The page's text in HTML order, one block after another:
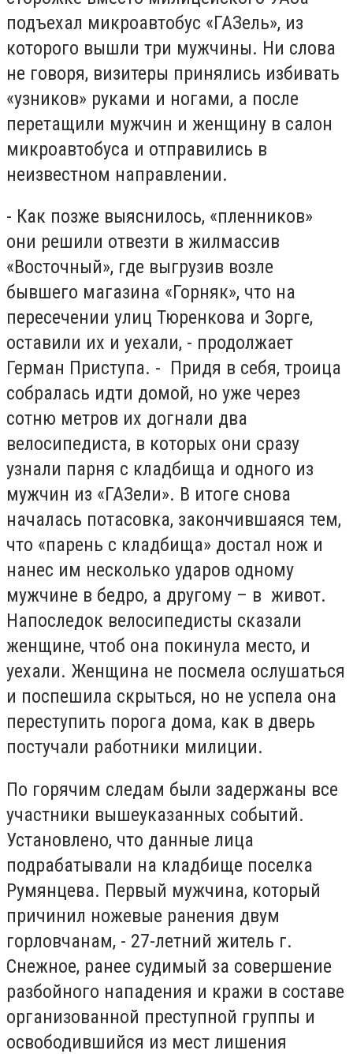
подъехал микроавтобус «ГАЗель», из
которого вышли три мужчины. Ни слова
не говоря, визитеры принялись избивать
«узников» руками и ногами, а после
перетащили мужчин и женщину в салон
микроавтобуса и отправились в
неизвестном направлении.
- Как позже выяснилось, «пленников»
они решили отвезти в жилмассив
«Восточный», где выгрузив возле
бывшего магазина «Горняк», что на
пересечении улиц Тюренкова и Зорге,
оставили их и уехали, - продолжает
Герман Приступа. - Придя в себя, троица
собралась идти домой, но уже через
сотню метров их догнали два
велосипедиста, в которых они сразу
узнали парня с кладбища и одного из
мужчин из «ГАЗели». В итоге снова
началась потасовка, закончившаяся тем,
что «парень с кладбища» достал нож и
нанес им несколько ударов одному
мужчине в бедро, а другому – в живот.
Напоследок велосипедисты сказали
женщине, чтоб она покинула место, и
уехали. Женщина не посмела ослушаться
и поспешила скрыться, но не успела она
переступить порога дома, как в дверь
постучали работники милиции.
По горячим следам были задержаны все
участники вышеуказанных событий.
Установлено, что данные лица
подрабатывали на кладбище поселка
Румянцева. Первый мужчина, который
причинил ножевые ранения двум
горловчанам, - 27-летний житель г.
Снежное, ранее судимый за совершение
разбойного нападения и кражи в составе
организованной преступной группы и
освободившийся из мест лишения